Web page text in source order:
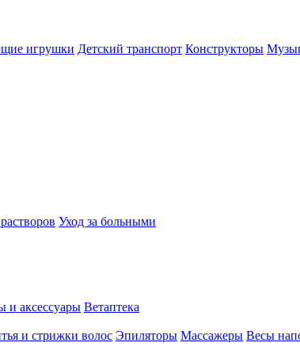
игрушки Детский транспорт Конструкторы
Уход за больными
и аксессуары Ветаптека
и стрижки волос Эпиляторы Массажеры Весы